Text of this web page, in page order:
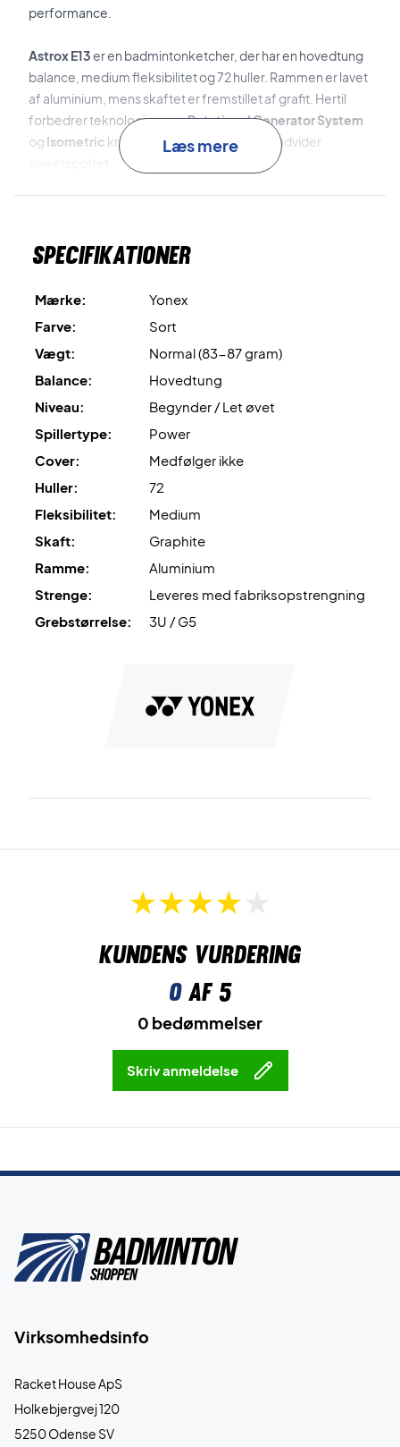
performance.
Astrox E13er en badmintonketcher, der har en hovedtung
balance, medium fleksibilitet og 72 huller. Rammen er lavet
af aluminium, mens skaftet er fremstillet af grafit. Hertil
forbedrer teknologier somRotational Generator System
og Isometric kraftoverførslen, balance og udvider
nødvendige udstyr.
Kom på banen med stil - køb denne Yonex pakke i dag!
at du tilkøber en professionel opstrengning for optimal
spiloplevelse.
Ekspertrådgivning:
Til denne ketcher anbefaler vi en
opstrengning med Yonex BG80 og 10,5 kg i hårdhed.
Læs mere
Specifikationer
Mærke:
Yonex
Farve:
Sort
Vægt:
Normal (83-87 gram)
Balance:
Hovedtung
Niveau:
Begynder / Let øvet
Spillertype:
Power
Cover:
Medfølger ikke
Huller:
72
Fleksibilitet:
Medium
Skaft:
Graphite
Ramme:
Aluminium
Strenge:
Leveres med fabriksopstrengning
Grebstørrelse:
3U / G5
Kundens vurdering
0af 5
0 bedømmelser
Skriv anmeldelse
Virksomhedsinfo
Racket House ApS
Holkebjergvej 120
5250 Odense SV